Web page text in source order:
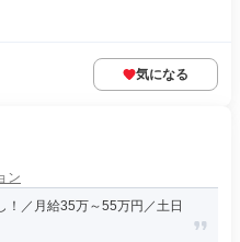
気になる
ン
！／月給35万～55万円／土日